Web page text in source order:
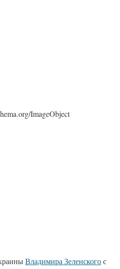
ImageObject
Владимира Зеленскогос